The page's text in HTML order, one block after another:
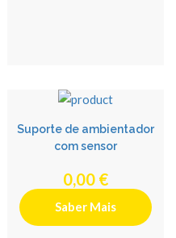
Suporte de ambientador
com sensor
0,00 €
Saber Mais